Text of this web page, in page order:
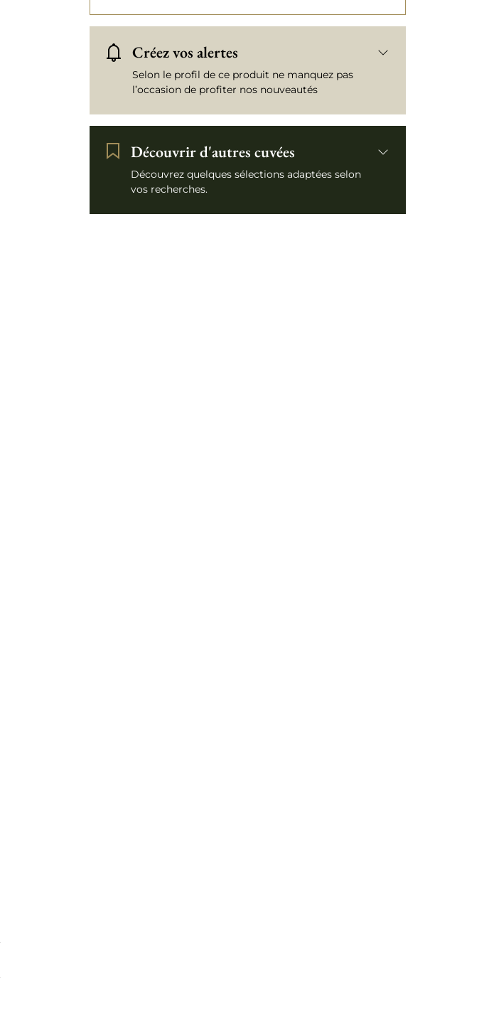
Créez vos alertes
Selon le profil de ce produit ne manquez pas
l’occasion de profiter nos nouveautés
Découvrir d'autres cuvées
Découvrez quelques sélections adaptées selon
vos recherches.